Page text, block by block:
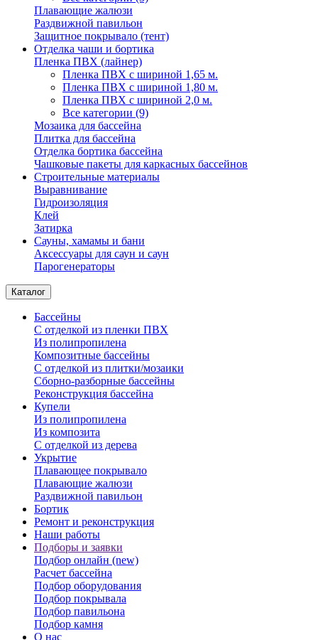
Плавающие жалюзи
Раздвижной павильон
Защитное покрывало (тент)
Отделка чаши и бортика
Пленка ПВХ (лайнер)
Пленка ПВХ с шириной 1,65 м.
Пленка ПВХ с шириной 1,80 м.
Пленка ПВХ с шириной 2,0 м.
Все категории (9)
Мозаика для бассейна
Плитка для бассейна
Отделка бортика бассейна
Чашковые пакеты для каркасных бассейнов
Строительные материалы
Выравнивание
Гидроизоляция
Клей
Затирка
Сауны, хамамы и бани
Аксессуары для саун и саун
Парогенераторы
Каталог
Бассейны
С отделкой из пленки ПВХ
Из полипропилена
Композитные бассейны
С отделкой из плитки/мозаики
Сборно-разборные бассейны
Реконструкция бассейна
Купели
Из полипропилена
Из композита
С отделкой из дерева
Укрытие
Плавающее покрывало
Плавающие жалюзи
Раздвижной павильон
Бортик
Ремонт и реконструкция
Наши работы
Подборы и заявки
Подбор онлайн (new)
Расчет бассейна
Подбор оборудования
Подбор покрывала
Подбор павильона
Подбор камня
О нас